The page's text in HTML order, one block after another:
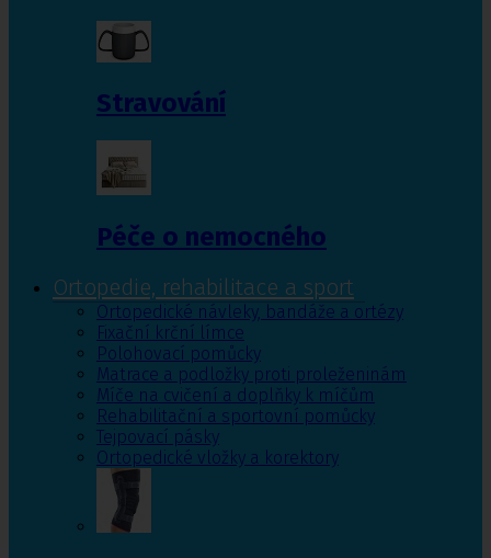
Stravování
Péče o nemocného
Ortopedie, rehabilitace a sport
Ortopedické návleky, bandáže a ortézy
Fixační krční límce
Polohovací pomůcky
Matrace a podložky proti proleženinám
Míče na cvičení a doplňky k míčům
Rehabilitační a sportovní pomůcky
Tejpovací pásky
Ortopedické vložky a korektory